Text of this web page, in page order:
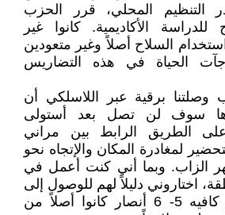
التنظيم المحلي، قرر الحزب
للدراسة الأكاديمية. كانوا غير
السلاح أصلاً وغير متعودين
الحياة في هذه التضاريس
يوم 26/ 27 آب وصلتنا برقية عبر اللاسلكي أن
سوف لن تصل بعد أستولى
الطريق الرابط بين مراني
لمغادرة المكان والإتجاه نحو
نهر الزاب. وبما أني كنت أعمل في
اختاروني دليلاً لهم للوصول إلى
النهر. تركنا في مقر كافيه 5- 6 أنصار كانوا أصلاً من